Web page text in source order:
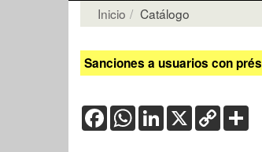
Inicio Catálogo
Sanciones a usuarios con
FacebookWhatsApp
LinkedIn
X Copy
Link